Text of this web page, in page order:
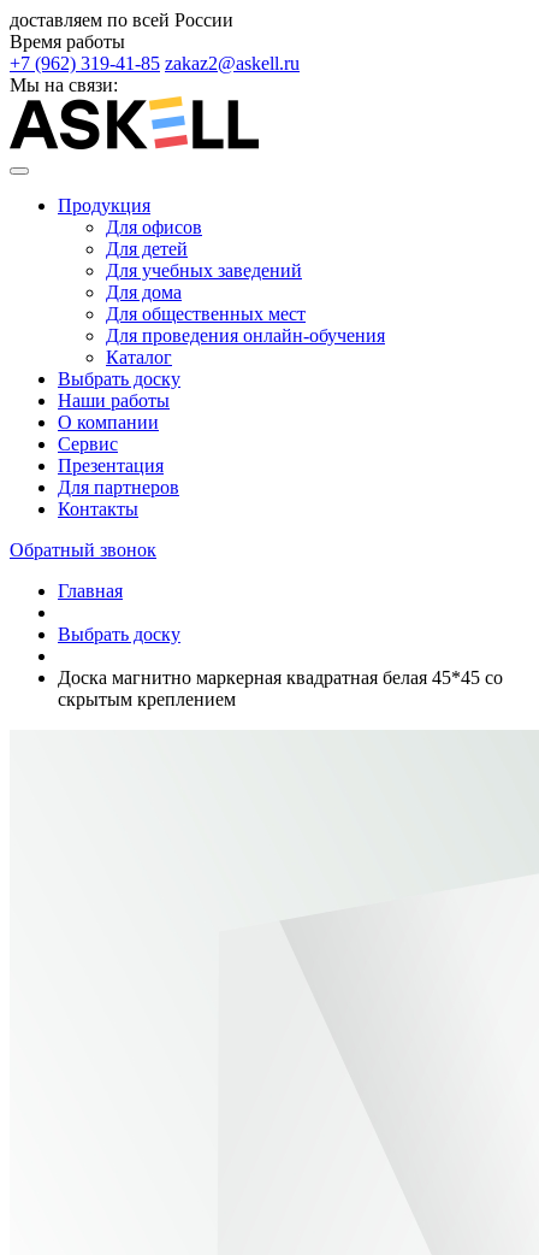
доставляем по всей России
Время работы
+7 (962) 319-41-85 zakaz2@askell.ru
Мы на связи:
Продукция
Для офисов
Для детей
Для учебных заведений
Для дома
Для общественных мест
Для проведения онлайн-обучения
Каталог
Выбрать доску
Наши работы
О компании
Сервис
Презентация
Для партнеров
Контакты
Обратный звонок
Главная
Выбрать доску
Доска магнитно маркерная квадратная белая 45*45 со
скрытым креплением